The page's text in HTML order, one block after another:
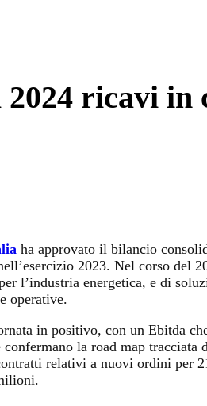
ricavi in
ha approvato il bilancio
2023. Nel corso del
l’industria energetica, e di
operative.
in positivo, con un Ebitda
la road map
relativi a nuovi ordini per